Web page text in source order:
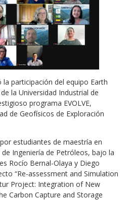
participación del equipo Earth
la Universidad Industrial de
programa EVOLVE,
de Geofísicos de Exploración
estudiantes de maestría en
Ingeniería de Petróleos, bajo la
Rocío Bernal-Olaya y Diego
“Re-assessment and Simulation
Project: Integration of New
Carbon Capture and Storage